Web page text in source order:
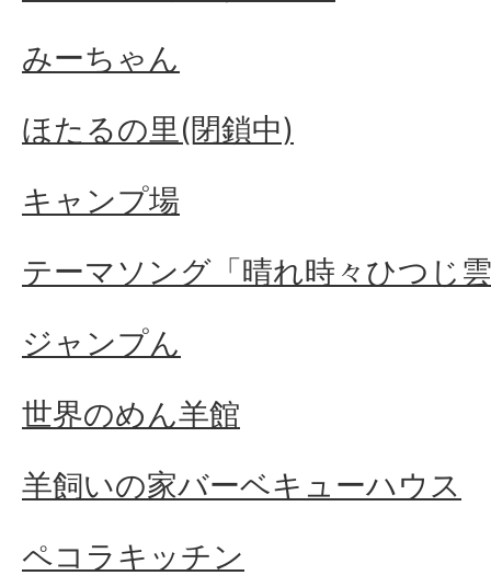
みーちゃん
ほたるの里(閉鎖中)
キャンプ場
テーマソング「晴れ時々ひつじ
ジャンプん
世界のめん羊館
羊飼いの家バーベキューハウス
ペコラキッチン